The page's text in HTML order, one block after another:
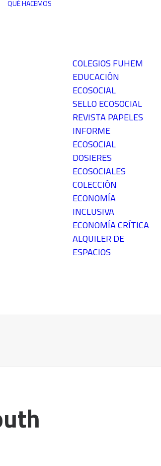
QUÉ HACEMOS
COLEGIOS FUHEM
EDUCACIÓN
ECOSOCIAL
SELLO ECOSOCIAL
REVISTA PAPELES
INFORME
ECOSOCIAL
DOSIERES
ECOSOCIALES
COLECCIÓN
ECONOMÍA
INCLUSIVA
ECONOMÍA CRÍTICA
ALQUILER DE
ESPACIOS